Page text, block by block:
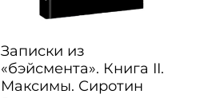
Записки из
«бэйсмента». Книга II.
Максимы. Сиротин